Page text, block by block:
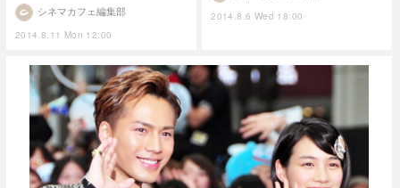
2014.8.11 Mon 12:00
シネマカフェ編集部 2014.8.6 Wed 18:00